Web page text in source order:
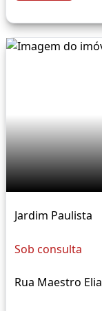
Jardim Paulista
Sob consulta
Rua Maestro